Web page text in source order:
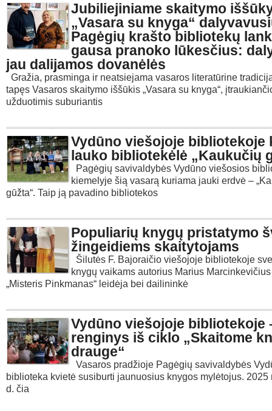
Jubiliejiniame skaitymo
„Vasara su knyga“
Pagėgių krašto bibliotekų
gausa pranoko lūkesčius:
jau dalijamos dovanėlės
Gražia, prasminga ir neatsiejama vasaros literatūrine
tapęs Vasaros skaitymo iššūkis „Vasara su knyga“,
užduotimis suburiantis
Vydūno viešojoje bibliotekoje
lauko bibliotekėlė „Kaukučių
Pagėgių savivaldybės Vydūno viešosios
kiemelyje šią vasarą kuriama jauki erdvė –
gūžta“. Taip ją pavadino bibliotekos
Populiarių knygų pristatymo
žingeidiems skaitytojams
Šilutės F. Bajoraičio viešojoje bibliotekoje
knygų vaikams autorius Marius
„Misteris Pinkmanas“ leidėja bei dailininkė
Vydūno viešojoje bibliotekoje
renginys iš ciklo „Skaitome
drauge“
Vasaros pradžioje Pagėgių savivaldybės
biblioteka kvietė susiburti jaunuosius knygos mylėtojus. 2025
d. čia